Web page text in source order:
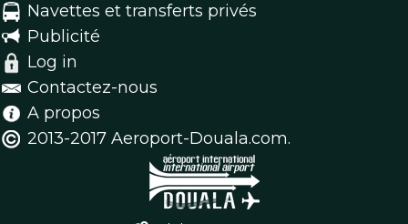
Navettes et transferts privés
Publicité
Log in
Contactez-nous
A propos
2013-2017 Aeroport-Douala.com.